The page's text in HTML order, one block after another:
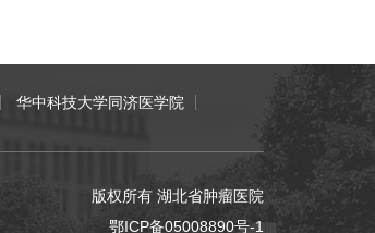
华中科技大学同济医学院
版权所有 湖北省肿瘤医院
鄂ICP备05008890号-1